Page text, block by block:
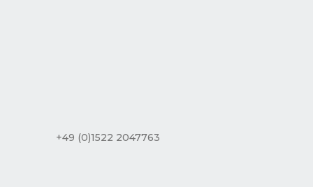
+49 (0)1522 2047763